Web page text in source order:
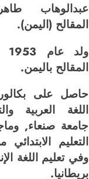
عبدالوهاب
المقالح (اليمن).
المقالح باليمن.
حاصل على
اللغة العربية
جامعة صنعاء,
التعليم
وفي تعليم اللغة
بريطانيا.